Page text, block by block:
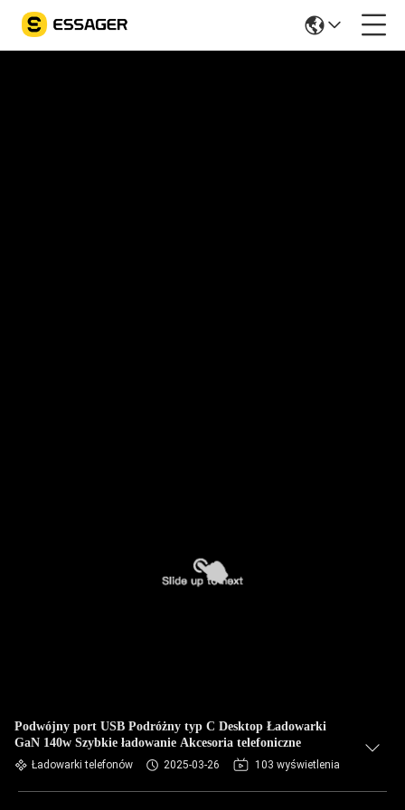
Podwójny port USB Podróżny typ C Desktop Ładowarki
GaN 140w Szybkie ładowanie Akcesoria telefoniczne
Ładowarki telefonów 2025-03-26 103 wyświetlenia